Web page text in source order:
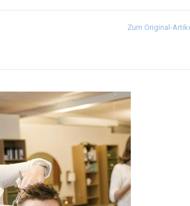
Zum Original-